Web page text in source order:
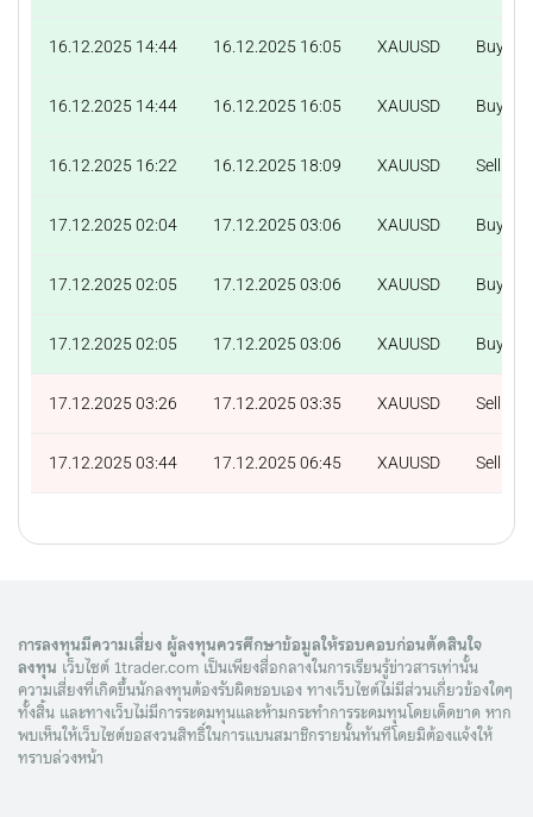
16.12.2025 14:44 16.12.2025 16:05 XAUUSD Buy
16.12.2025 14:44 16.12.2025 16:05 XAUUSD Buy
16.12.2025 16:22 16.12.2025 18:09 XAUUSD Sell
17.12.2025 02:04 17.12.2025 03:06 XAUUSD Buy
17.12.2025 02:05 17.12.2025 03:06 XAUUSD Buy
17.12.2025 02:05 17.12.2025 03:06 XAUUSD Buy
17.12.2025 03:26 17.12.2025 03:35 XAUUSD Sell
17.12.2025 03:44 17.12.2025 06:45 XAUUSD Sell
การลงทุนมีความเสี่ยง ผู้ลงทุนควรศึกษาข้อมูลให้รอบคอบก่อนตัดสินใจ
ลงทุน เว็บไซต์ 1trader.com เป็นเพียงสื่อกลางในการเรียนรู้ข่าวสารเท่านั้น
ความเสี่ยงที่เกิดขึ้นนักลงทุนต้องรับผิดชอบเอง ทางเว็บไซต์ไม่มีส่วนเกี่ยวข้องใดๆ
ทั้งสิ้น และทางเว็บไม่มีการระดมทุนและห้ามกระทำการระดมทุนโดยเด็ดขาด หาก
พบเห็นให้เว็บไซต์ขอสงวนสิทธิ์ในการแบนสมาชิกรายนั้นทันทีโดยมิต้องแจ้งให้
ทราบล่วงหน้า